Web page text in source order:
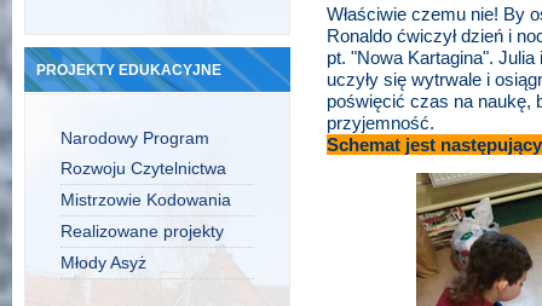
PROJEKTY EDUKACYJNE
Narodowy Program
Rozwoju Czytelnictwa
Mistrzowie Kodowania
Realizowane projekty
Młody Asyż
Właściwie czemu nie! By
Ronaldo ćwiczył dzień i
pt. "Nowa Kartagina".
uczyły się wytrwale i
poświęcić czas na naukę,
przyjemność.
Schemat jest